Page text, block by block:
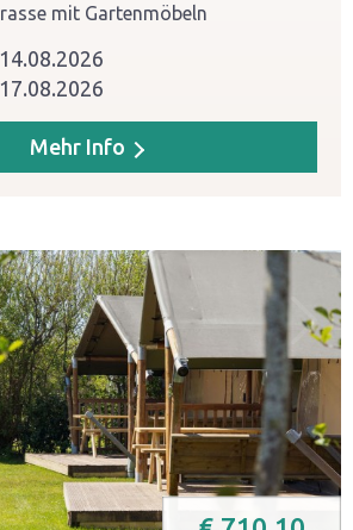
mit Gartenmöbeln
14.08.2026
17.08.2026
Mehr Info